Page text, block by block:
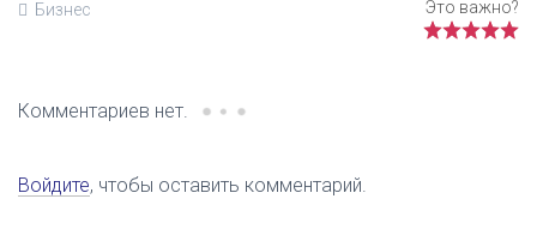
Бизнес
Комментариев нет.
Войдите, чтобы оставить комментарий.